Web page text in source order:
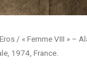
Eros / « Femme VIII » –
1974, France.